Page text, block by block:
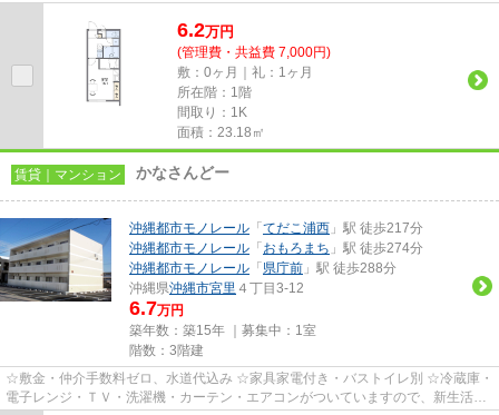
6.2万円
(管理費・共益費 7,000円)
敷：0ヶ月｜礼：1ヶ月
所在階：1階
間取り：1K
面積：23.18㎡
賃貸｜マンション かなさんどー
沖縄都市モノレール 「 てだこ浦西 」駅 徒歩217分
沖縄都市モノレール 「 おもろまち 」駅 徒歩274分
沖縄都市モノレール 「 県庁前 」駅 徒歩288分
沖縄県沖縄市宮里 ４丁目3-12
6.7万円
築年数：築15年 ｜募集中： 1室
階数：3階建
☆敷金・仲介手数料ゼロ、水道代込み ☆家具家電付き・バストイレ別 ☆冷蔵庫・
電子レンジ・ＴＶ・洗濯機・カーテン・エアコンがついていますので、新生活が